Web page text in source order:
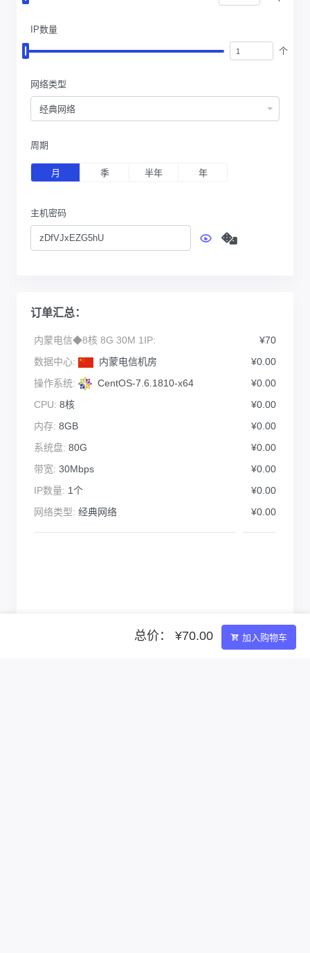
IP数量
个
网络类型
经典网络
周期
月 季 半年 年
主机密码
订单汇总：
内蒙电信◆8核 8G 30M 1IP:
¥70
数据中心:
内蒙电信机房
¥0.00
操作系统:
CentOS-7.6.1810-x64
¥0.00
CPU: 8核
¥0.00
内存: 8GB
¥0.00
系统盘: 80G
¥0.00
带宽: 30Mbps
¥0.00
IP数量: 1个
¥0.00
网络类型: 经典网络 ¥0.00
总价： ¥70.00 加入购物车